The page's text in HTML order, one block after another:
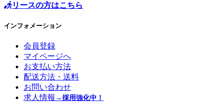
リースの方はこちら
インフォメーション
会員登録
マイページへ
お支払い方法
配送方法・送料
お問い合わせ
求人情報 →採用強化中！